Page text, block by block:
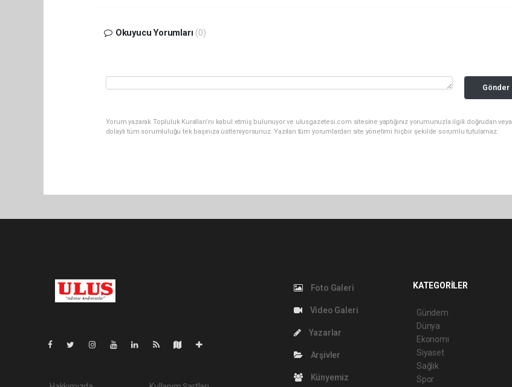
Okuyucu Yorumları (0)
Gönder
Yorum yazarak Topluluk Kuralları’nı kabul etmiş bulunuyor ve ulusgazetesi.com sitesine yaptığınız yorumunuzla ilgili doğrudan veya
dolaylı tüm sorumluluğu tek başınıza üstleniyorsunuz. Yazılan tüm yorumlardan site yönetimi hiçbir şekilde sorumlu tutulamaz.
Foto Galeri
Video Galeri
Yazarlar
Arşivler
Künyemiz
KATEGORİLER
Gündem
Dünya
Ekonomi
Siyaset
Sağlık
Spor